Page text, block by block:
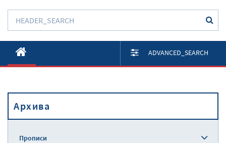
O Министарству
Активности
Прописи
ADVANCED_SEARCH
Архива
Прописи